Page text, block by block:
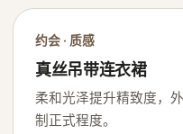
约会 · 质感
真丝吊带连衣裙
柔和光泽提升精致度，
制正式程度。